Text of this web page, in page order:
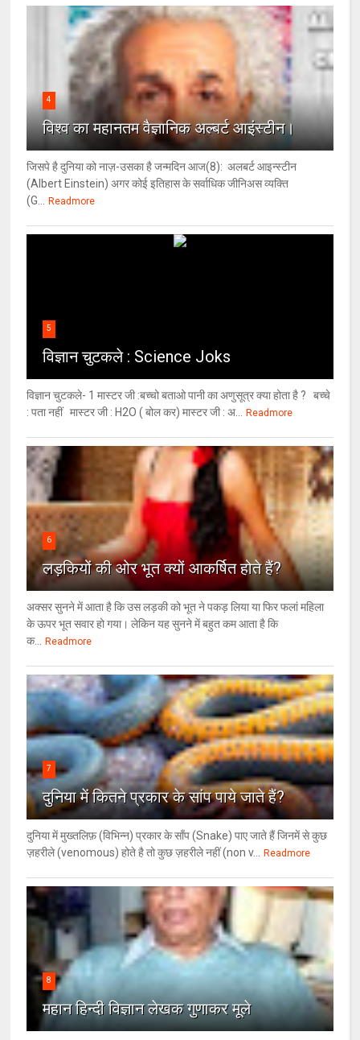
4
विश्‍व का महानतम वैज्ञानिक अल्बर्ट आइंस्टीन।
जिसपे है दुनिया को नाज़-उसका है जन्मदिन आज(8): अलबर्ट आइन्स्टीन
(Albert Einstein) अगर कोई इतिहास के सर्वाधिक जीनिअस व्यक्ति
(G... Readmore
5
विज्ञान चुटकले : Science Joks
विज्ञान चुटकले- 1 मास्टर जी :बच्चो बताओ पानी का अणुसूत्र क्या होता है ? बच्चे
: पता नहीं मास्टर जी : H2O ( बोल कर) मास्टर जी : अ... Readmore
6
लड़कियों की ओर भूत क्‍यों आकर्षित होते हैं?
अक्सर सुनने में आता है कि उस लड़की को भूत ने पकड़ लिया या फिर फलां महिला
के ऊपर भूत सवार हो गया। लेकिन यह सुनने में बहुत कम आता है कि
क... Readmore
7
दुनिया में कितने प्रकार के सांप पाये जाते हैं?
दुनिया में मुख्तलिफ़ (विभिन्न) प्रकार के साँप (Snake) पाए जाते हैं जिनमें से कुछ
ज़हरीले (venomous) होते है तो कुछ ज़हरीले नहीं (non v... Readmore
8
महान हिन्दी विज्ञान लेखक गुणाकर मूले